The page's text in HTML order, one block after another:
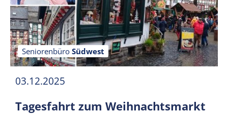
Seniorenbüro Südwest
03.12.2025
Tagesfahrt zum Weihnachtsmarkt